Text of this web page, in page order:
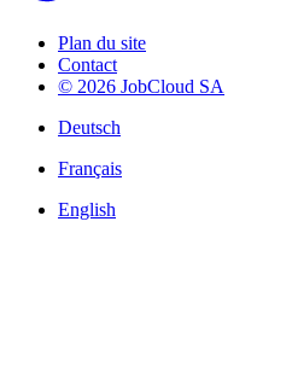
Plan du site
Contact
© 2026 JobCloud SA
Deutsch
Français
English